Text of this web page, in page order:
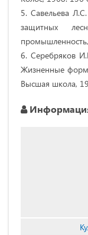
5. Савельева
защитных
6. Серебряков
Жизненные
Высшая школа,